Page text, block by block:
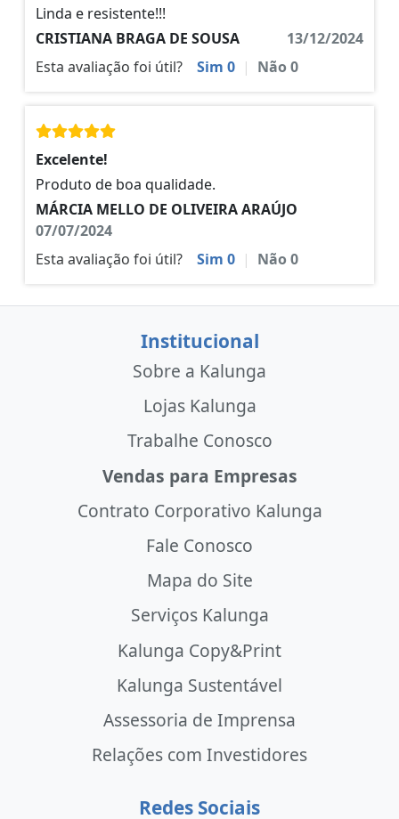
Linda e resistente!!!
CRISTIANA BRAGA DE SOUSA
13/12/2024
Esta avaliação foi útil?
Sim 0 | Não0
Excelente!
Produto de boa qualidade.
MÁRCIA MELLO DE OLIVEIRA ARAÚJO
07/07/2024
Esta avaliação foi útil?
Sim 0 | Não0
Institucional
Sobre a Kalunga
Lojas Kalunga
Trabalhe Conosco
Vendas para Empresas
Contrato Corporativo Kalunga
Fale Conosco
Mapa do Site
Serviços Kalunga
Kalunga Copy&Print
Kalunga Sustentável
Assessoria de Imprensa
Relações com Investidores
Redes Sociais